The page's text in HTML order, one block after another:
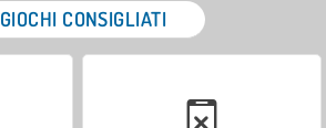
GIOCHI CONSIGLIATI